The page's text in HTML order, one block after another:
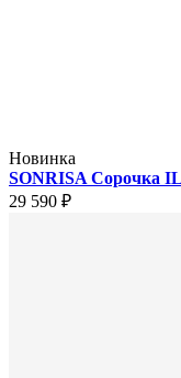
Новинка
SONRISA Сорочка
29 590 ₽